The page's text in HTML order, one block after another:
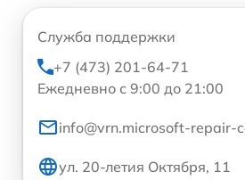
Служба поддержки
+7 (473) 201-64-71
Ежедневно с 9:00 до 21:00
info@vrn.microsoft-repair-
ул. 20-летия Октября, 11